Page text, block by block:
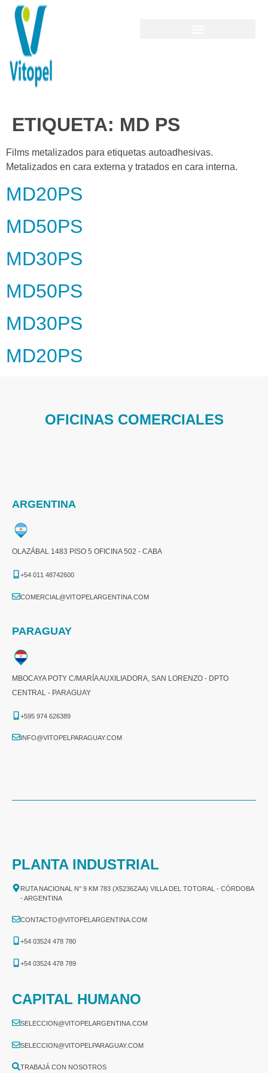
ETIQUETA: MD PS
Films metalizados para etiquetas autoadhesivas.
Metalizados en cara externa y tratados en cara interna.
MD20PS
MD50PS
MD30PS
MD50PS
MD30PS
MD20PS
OFICINAS COMERCIALES
ARGENTINA
OLAZÁBAL 1483 PISO 5 OFICINA 502 - CABA
+54 011 48742600​
COMERCIAL@VITOPELARGENTINA.COM​
PARAGUAY
MBOCAYA POTY C/MARÍA AUXILIADORA, SAN LORENZO - DPTO
CENTRAL - PARAGUAY
+595 974 626389
INFO@VITOPELPARAGUAY.COM
PLANTA INDUSTRIAL
RUTA NACIONAL N° 9 KM 783 (X5236ZAA) VILLA DEL TOTORAL - CÓRDOBA
- ARGENTINA
CONTACTO@VITOPELARGENTINA.COM
+54 03524 478 780​
+54 03524 478 789​
CAPITAL HUMANO
SELECCION@VITOPELARGENTINA.COM
SELECCION@VITOPELPARAGUAY.COM
TRABAJÁ CON NOSOTROS